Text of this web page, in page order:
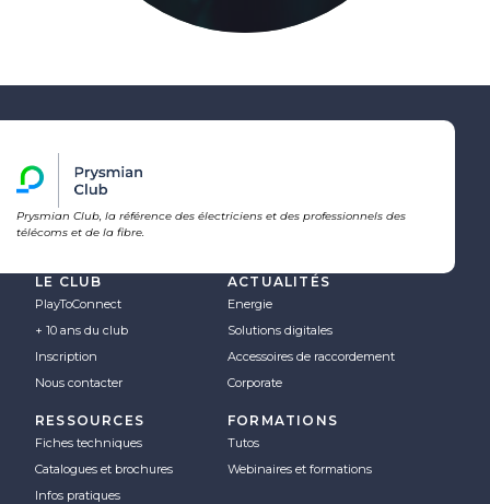
Prysmian Club, la référence des électriciens et des professionnels des
télécoms et de la fibre.
LE CLUB
PlayToConnect
+ 10 ans du club
Inscription
Nous contacter
ACTUALITÉS
Energie
Solutions digitales
Accessoires de raccordement
Corporate
RESSOURCES
Fiches techniques
Catalogues et brochures
Infos pratiques
FORMATIONS
Tutos
Webinaires et formations